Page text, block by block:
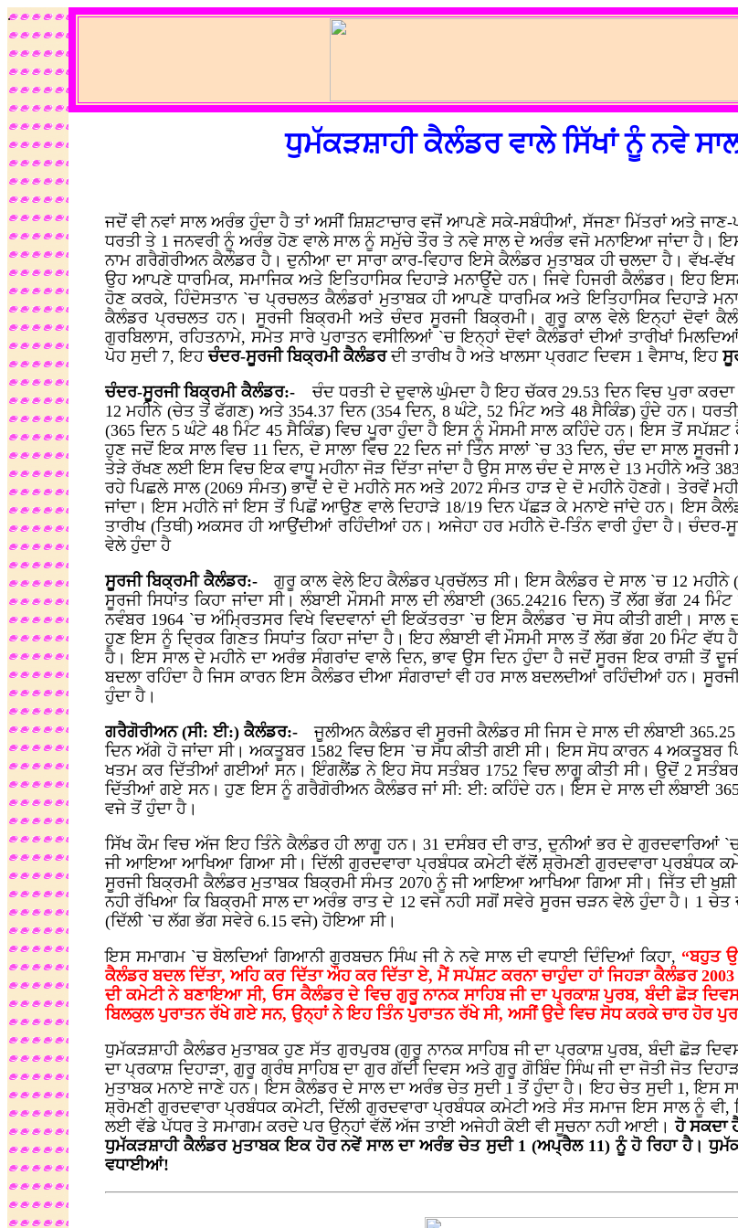
.
ਧੁਮੱਕੜਸ਼ਾਹੀ ਕੈਲੰਡਰ ਵਾਲੇ ਸਿੱਖਾਂ ਨੂੰ ਨਵੇ
ਜਦੋਂ ਵੀ ਨਵਾਂ ਸਾਲ ਅਰੰਭ ਹੁੰਦਾ ਹੈ ਤਾਂ ਅਸੀਂ ਸ਼ਿਸ਼ਟਾਚਾਰ ਵਜੋਂ ਆਪਣੇ ਸਕੇ-ਸਬੰਧੀਆਂ, ਸੱਜਣਾ ਮਿੱਤਰਾਂ ਅਤੇ
ਧਰਤੀ ਤੇ 1 ਜਨਵਰੀ ਨੂੰ ਅਰੰਭ ਹੋਣ ਵਾਲੇ ਸਾਲ ਨੂੰ ਸਮੁੱਚੇ ਤੌਰ ਤੇ ਨਵੇ ਸਾਲ ਦੇ ਅਰੰਭ ਵਜੋ ਮਨਾਇਆ ਜਾਂਦਾ ਹੈ।
ਨਾਮ ਗਰੈਗੋਰੀਅਨ ਕੈਲੰਡਰ ਹੈ। ਦੁਨੀਆ ਦਾ ਸਾਰਾ ਕਾਰ-ਵਿਹਾਰ ਇਸੇ ਕੈਲੰਡਰ ਮੁਤਾਬਕ ਹੀ ਚਲਦਾ ਹੈ।
ਉਹ ਆਪਣੇ ਧਾਰਮਿਕ, ਸਮਾਜਿਕ ਅਤੇ ਇਤਿਹਾਸਿਕ ਦਿਹਾੜੇ ਮਨਾਉਂਦੇ ਹਨ। ਜਿਵੇ ਹਿਜਰੀ ਕੈਲੰਡਰ। ਇਹ
ਹੋਣ ਕਰਕੇ, ਹਿੰਦੋਸਤਾਨ `ਚ ਪ੍ਰਚਲਤ ਕੈਲੰਡਰਾਂ ਮੁਤਾਬਕ ਹੀ ਆਪਣੇ ਧਾਰਮਿਕ ਅਤੇ ਇਤਿਹਾਸਿਕ ਦਿਹਾੜੇ
ਕੈਲੰਡਰ ਪ੍ਰਚਲਤ ਹਨ। ਸੂਰਜੀ ਬਿਕ੍ਰਮੀ ਅਤੇ ਚੰਦਰ ਸੂਰਜੀ ਬਿਕ੍ਰਮੀ। ਗੁਰੂ ਕਾਲ ਵੇਲੇ ਇਨ੍ਹਾਂ ਦੋਵਾਂ
ਗੁਰਬਿਲਾਸ, ਰਹਿਤਨਾਮੇ, ਸਮੇਤ ਸਾਰੇ ਪੁਰਾਤਨ ਵਸੀਲਿਆਂ `ਚ ਇਨ੍ਹਾਂ ਦੋਵਾਂ ਕੈਲੰਡਰਾਂ ਦੀਆਂ ਤਾਰੀਖਾਂ
ਪੋਹ ਸੁਦੀ 7, ਇਹਚੰਦਰ-ਸੂਰਜੀ ਬਿਕ੍ਰਮੀ ਕੈਲੰਡਰਦੀ ਤਾਰੀਖ ਹੈ ਅਤੇ ਖਾਲਸਾ ਪ੍ਰਗਟ ਦਿਵਸ 1 ਵੈਸਾਖ, ਇਹ
ਚੰਦਰ-ਸੂਰਜੀ ਬਿਕ੍ਰਮੀ ਕੈਲੰਡਰ:-ਚੰਦ ਧਰਤੀ ਦੇ ਦੁਵਾਲੇ ਘੁੰਮਦਾ ਹੈ ਇਹ ਚੱਕਰ 29.53 ਦਿਨ ਵਿਚ ਪੁਰਾ
12 ਮਹੀਨੇ (ਚੇਤ ਤੋਂ ਫੱਗਣ) ਅਤੇ 354.37 ਦਿਨ (354 ਦਿਨ, 8 ਘੰਟੇ, 52 ਮਿੰਟ ਅਤੇ 48 ਸੈਕਿੰਡ) ਹੁੰਦੇ ਹਨ।
(365 ਦਿਨ 5 ਘੰਟੇ 48 ਮਿੰਟ 45 ਸੈਕਿੰਡ) ਵਿਚ ਪੂਰਾ ਹੁੰਦਾ ਹੈ ਇਸ ਨੂੰ ਮੌਸਮੀ ਸਾਲ ਕਹਿੰਦੇ ਹਨ। ਇਸ ਤੋਂ ਸਪੱਸ਼ਟ
ਹੁਣ ਜਦੋਂ ਇਕ ਸਾਲ ਵਿਚ 11 ਦਿਨ, ਦੋ ਸਾਲਾ ਵਿਚ 22 ਦਿਨ ਜਾਂ ਤਿੰਨ ਸਾਲਾਂ `ਚ 33 ਦਿਨ, ਚੰਦ ਦਾ ਸਾਲ
ਤੇੜੇ ਰੱਖਣ ਲਈ ਇਸ ਵਿਚ ਇਕ ਵਾਧੂ ਮਹੀਨਾ ਜੋੜ ਦਿੱਤਾ ਜਾਂਦਾ ਹੈ ਉਸ ਸਾਲ ਚੰਦ ਦੇ ਸਾਲ ਦੇ 13 ਮਹੀਨੇ ਅਤੇ
ਰਹੇ ਪਿਛਲੇ ਸਾਲ (2069 ਸੰਮਤ) ਭਾਦੋਂ ਦੇ ਦੋ ਮਹੀਨੇ ਸਨ ਅਤੇ 2072 ਸੰਮਤ ਹਾੜ ਦੇ ਦੋ ਮਹੀਨੇ ਹੋਣਗੇ। ਤੇਰਵੇਂ
ਜਾਂਦਾ। ਇਸ ਮਹੀਨੇ ਜਾਂ ਇਸ ਤੋਂ ਪਿਛੋਂ ਆਉਣ ਵਾਲੇ ਦਿਹਾੜੇ 18/19 ਦਿਨ ਪੱਛੜ ਕੇ ਮਨਾਏ ਜਾਂਦੇ ਹਨ। ਇਸ
ਤਾਰੀਖ (ਤਿਥੀ) ਅਕਸਰ ਹੀ ਆਉਂਦੀਆਂ ਰਹਿੰਦੀਆਂ ਹਨ। ਅਜੇਹਾ ਹਰ ਮਹੀਨੇ ਦੋ-ਤਿੰਨ ਵਾਰੀ ਹੁੰਦਾ ਹੈ।
ਵੇਲੇ ਹੁੰਦਾ ਹੈ
ਸੂਰਜੀ ਬਿਕ੍ਰਮੀ ਕੈਲੰਡਰ:-ਗੁਰੂ ਕਾਲ ਵੇਲੇ ਇਹ ਕੈਲੰਡਰ ਪ੍ਰਚੱਲਤ ਸੀ। ਇਸ ਕੈਲੰਡਰ ਦੇ ਸਾਲ `ਚ 12 ਮਹੀਨੇ
ਸੂਰਜੀ ਸਿਧਾਂਤ ਕਿਹਾ ਜਾਂਦਾ ਸੀ। ਲੰਬਾਈ ਮੌਸਮੀ ਸਾਲ ਦੀ ਲੰਬਾਈ (365.24216 ਦਿਨ) ਤੋਂ ਲੱਗ ਭੱਗ 24
ਨਵੰਬਰ 1964 `ਚ ਅੰਮ੍ਰਿਤਸਰ ਵਿਖੇ ਵਿਦਵਾਨਾਂ ਦੀ ਇਕੱਤਰਤਾ `ਚ ਇਸ ਕੈਲੰਡਰ `ਚ ਸੋਧ ਕੀਤੀ ਗਈ। ਸਾਲ
ਹੁਣ ਇਸ ਨੂੰ ਦ੍ਰਿਕ ਗਿਣਤ ਸਿਧਾਂਤ ਕਿਹਾ ਜਾਂਦਾ ਹੈ। ਇਹ ਲੰਬਾਈ ਵੀ ਮੌਸਮੀ ਸਾਲ ਤੋਂ ਲੱਗ ਭੱਗ 20 ਮਿੰਟ
ਹੈ। ਇਸ ਸਾਲ ਦੇ ਮਹੀਨੇ ਦਾ ਅਰੰਭ ਸੰਗਰਾਂਦ ਵਾਲੇ ਦਿਨ, ਭਾਵ ਉਸ ਦਿਨ ਹੁੰਦਾ ਹੈ ਜਦੋਂ ਸੂਰਜ ਇਕ ਰਾਸ਼ੀ ਤੋਂ
ਬਦਲਾ ਰਹਿੰਦਾ ਹੈ ਜਿਸ ਕਾਰਨ ਇਸ ਕੈਲੰਡਰ ਦੀਆ ਸੰਗਰਾਦਾਂ ਵੀ ਹਰ ਸਾਲ ਬਦਲਦੀਆਂ ਰਹਿੰਦੀਆਂ ਹਨ।
ਹੁੰਦਾ ਹੈ।
ਗਰੈਗੋਰੀਅਨ (ਸੀ: ਈ:) ਕੈਲੰਡਰ:- ਜੂਲੀਅਨ ਕੈਲੰਡਰ ਵੀ ਸੂਰਜੀ ਕੈਲੰਡਰ ਸੀ ਜਿਸ ਦੇ ਸਾਲ ਦੀ ਲੰਬਾਈ
ਦਿਨ ਅੱਗੇ ਹੋ ਜਾਂਦਾ ਸੀ। ਅਕਤੂਬਰ 1582 ਵਿਚ ਇਸ `ਚ ਸੋਧ ਕੀਤੀ ਗਈ ਸੀ। ਇਸ ਸੋਧ ਕਾਰਨ 4 ਅਕਤੂਬਰ
ਖਤਮ ਕਰ ਦਿੱਤੀਆਂ ਗਈਆਂ ਸਨ। ਇੰਗਲੈਂਡ ਨੇ ਇਹ ਸੋਧ ਸਤੰਬਰ 1752 ਵਿਚ ਲਾਗੂ ਕੀਤੀ ਸੀ। ਉਦੋਂ 2 ਸਤੰਬਰ
ਦਿੱਤੀਆਂ ਗਏ ਸਨ। ਹੁਣ ਇਸ ਨੂੰ ਗਰੈਗੋਰੀਅਨ ਕੈਲੰਡਰ ਜਾਂ ਸੀ: ਈ: ਕਹਿੰਦੇ ਹਨ। ਇਸ ਦੇ ਸਾਲ ਦੀ ਲੰਬਾਈ
ਵਜੇ ਤੋਂ ਹੁੰਦਾ ਹੈ।
ਸਿੱਖ ਕੌਮ ਵਿਚ ਅੱਜ ਇਹ ਤਿੰਨੇ ਕੈਲੰਡਰ ਹੀ ਲਾਗੂ ਹਨ। 31 ਦਸੰਬਰ ਦੀ ਰਾਤ, ਦੁਨੀਆਂ ਭਰ ਦੇ ਗੁਰਦਵਾਰਿਆਂ
ਜੀ ਆਇਆ ਆਖਿਆ ਗਿਆ ਸੀ। ਦਿੱਲੀ ਗੁਰਦਵਾਰਾ ਪ੍ਰਬੰਧਕ ਕਮੇਟੀ ਵੱਲੋਂ ਸ਼੍ਰੋਮਣੀ ਗੁਰਦਵਾਰਾ ਪ੍ਰਬੰਧਕ
ਸੂਰਜੀ ਬਿਕ੍ਰਮੀ ਕੈਲੰਡਰ ਮੁਤਾਬਕ ਬਿਕ੍ਰਮੀ ਸੰਮਤ 2070 ਨੂੰ ਜੀ ਆਇਆ ਆਖਿਆ ਗਿਆ ਸੀ। ਜਿੱਤ ਦੀ
ਨਹੀ ਰੱਖਿਆ ਕਿ ਬਿਕ੍ਰਮੀ ਸਾਲ ਦਾ ਅਰੰਭ ਰਾਤ ਦੇ 12 ਵਜੇ ਨਹੀ ਸਗੋਂ ਸਵੇਰੇ ਸੂਰਜ ਚੜਨ ਵੇਲੇ ਹੁੰਦਾ ਹੈ। 1
(ਦਿੱਲੀ `ਚ ਲੱਗ ਭੱਗ ਸਵੇਰੇ 6.15 ਵਜੇ) ਹੋਇਆ ਸੀ।
ਇਸ ਸਮਾਗਮ `ਚ ਬੋਲਦਿਆਂ ਗਿਆਨੀ ਗੁਰਬਚਨ ਸਿੰਘ ਜੀ ਨੇ ਨਵੇ ਸਾਲ ਦੀ ਵਧਾਈ ਦਿੰਦਿਆਂ ਕਿਹਾ, “ਬਹੁਤ
ਕੈਲੰਡਰ ਬਦਲ ਦਿੱਤਾ, ਅਹਿ ਕਰ ਦਿੱਤਾ ਔਹ ਕਰ ਦਿੱਤਾ ਏ, ਮੈਂ ਸਪੱਸ਼ਟ ਕਰਨਾ ਚਾਹੁੰਦਾ ਹਾਂ ਜਿਹੜਾ ਕੈਲੰਡਰ
ਦੀ ਕਮੇਟੀ ਨੇ ਬਣਾਇਆ ਸੀ, ਓਸ ਕੈਲੰਡਰ ਦੇ ਵਿਚ ਗੁਰੂ ਨਾਨਕ ਸਾਹਿਬ ਜੀ ਦਾ ਪ੍ਰਕਾਸ਼ ਪੁਰਬ, ਬੰਦੀ ਛੋੜ
ਬਿਲਕੁਲ ਪੁਰਾਤਨ ਰੱਖੇ ਗਏ ਸਨ, ਉਨ੍ਹਾਂ ਨੇ ਇਹ ਤਿੰਨ ਪੁਰਾਤਨ ਰੱਖੇ ਸੀ, ਅਸੀਂ ਉਦੇ ਵਿਚ ਸੋਧ ਕਰਕੇ ਚਾਰ ਹੋਰ
ਧੁਮੱਕੜਸ਼ਾਹੀ ਕੈਲੰਡਰ ਮੁਤਾਬਕ ਹੁਣ ਸੱਤ ਗੁਰਪੁਰਬ (ਗੁਰੂ ਨਾਨਕ ਸਾਹਿਬ ਜੀ ਦਾ ਪ੍ਰਕਾਸ਼ ਪੁਰਬ, ਬੰਦੀ ਛੋੜ
ਦਾ ਪ੍ਰਕਾਸ਼ ਦਿਹਾੜਾ, ਗੁਰੂ ਗ੍ਰੰਥ ਸਾਹਿਬ ਦਾ ਗੁਰ ਗੱਦੀ ਦਿਵਸ ਅਤੇ ਗੁਰੂ ਗੋਬਿੰਦ ਸਿੰਘ ਜੀ ਦਾ ਜੋਤੀ ਜੋਤ
ਮੁਤਾਬਕ ਮਨਾਏ ਜਾਣੇ ਹਨ। ਇਸ ਕੈਲੰਡਰ ਦੇ ਸਾਲ ਦਾ ਅਰੰਭ ਚੇਤ ਸੁਦੀ 1 ਤੋਂ ਹੁੰਦਾ ਹੈ। ਇਹ ਚੇਤ ਸੁਦੀ 1, ਇਸ
ਸ਼੍ਰੋਮਣੀ ਗੁਰਦਵਾਰਾ ਪ੍ਰਬੰਧਕ ਕਮੇਟੀ, ਦਿੱਲੀ ਗੁਰਦਵਾਰਾ ਪ੍ਰਬੰਧਕ ਕਮੇਟੀ ਅਤੇ ਸੰਤ ਸਮਾਜ ਇਸ ਸਾਲ ਨੂੰ
ਲਈ ਵੱਡੇ ਪੱਧਰ ਤੇ ਸਮਾਗਮ ਕਰਦੇ ਪਰ ਉਨ੍ਹਾਂ ਵੱਲੋਂ ਅੱਜ ਤਾਈ ਅਜੇਹੀ ਕੋਈ ਵੀ ਸੂਚਨਾ ਨਹੀ ਆਈ।ਹੋ ਸਕਦਾ
ਧੁਮੱਕੜਸ਼ਾਹੀ ਕੈਲੰਡਰ ਮੁਤਾਬਕ ਇਕ ਹੋਰ ਨਵੇਂ ਸਾਲ ਦਾ ਅਰੰਭ ਚੇਤ ਸੁਦੀ 1 (ਅਪ੍ਰੈਲ 11) ਨੂੰ ਹੋ ਰਿਹਾ ਹੈ।
ਵਧਾਈਆਂ!